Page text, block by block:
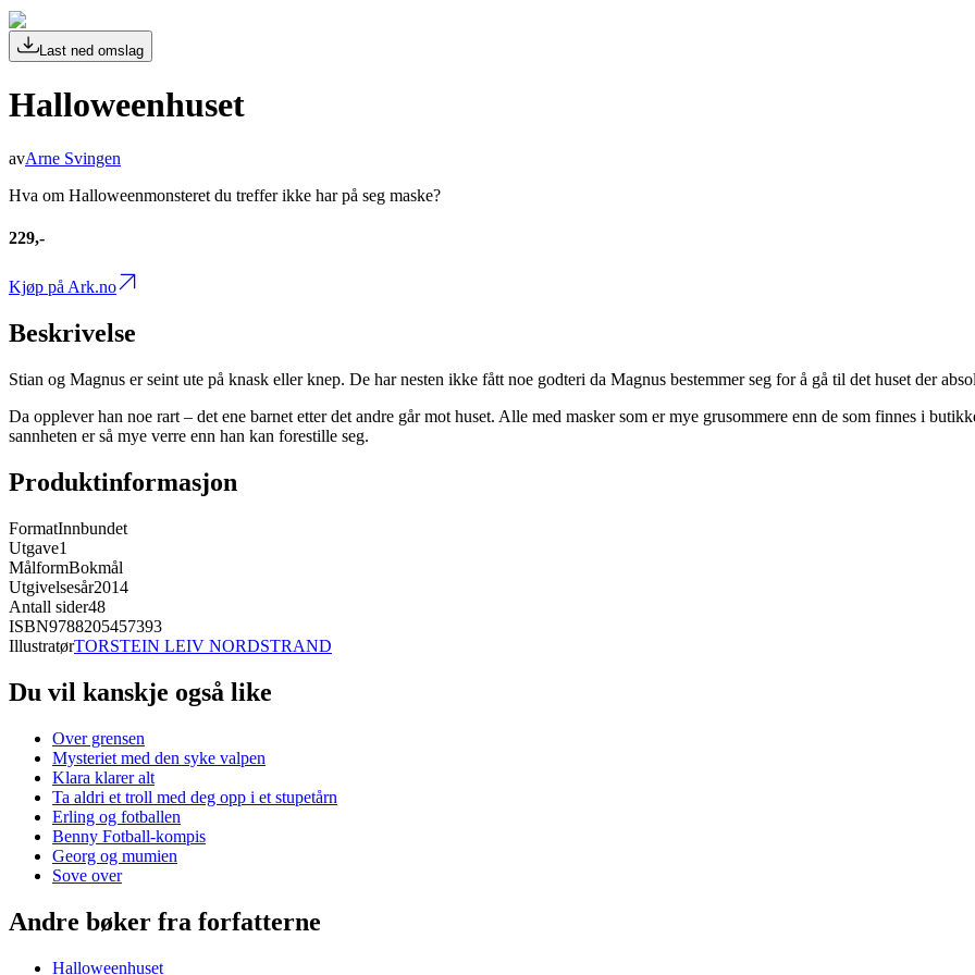
Last ned omslag
Halloweenhuset
avArne Svingen
Hva om Halloweenmonsteret du treffer ikke har på seg maske?
229,-
Kjøp på Ark.no
Beskrivelse
Stian og Magnus er seint ute på knask eller knep. De har nesten ikke fått noe godteri da Magnus bestemmer seg for å gå til det huset der
Da opplever han noe rart – det ene barnet etter det andre går mot huset. Alle med masker som er mye grusommere enn de som finnes i
sannheten er så mye verre enn han kan forestille seg.
Produktinformasjon
FormatInnbundet
Utgave1
MålformBokmål
Utgivelsesår2014
Antall sider48
ISBN9788205457393
IllustratørTORSTEIN LEIV NORDSTRAND
Du vil kanskje også like
Over grensen
Mysteriet med den syke valpen
Klara klarer alt
Ta aldri et troll med deg opp i et stupetårn
Erling og fotballen
Benny Fotball-kompis
Georg og mumien
Sove over
Andre bøker fra forfatterne
Halloweenhuset